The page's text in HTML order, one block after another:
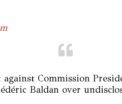
Commission
Baldan over